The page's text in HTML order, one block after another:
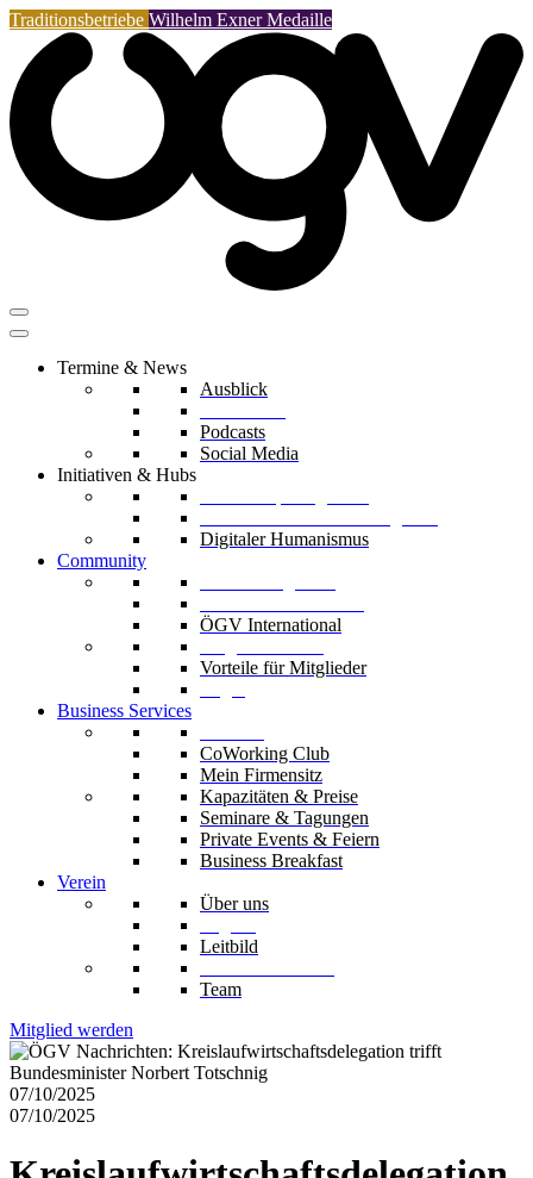
Traditionsbetriebe Wilhelm Exner Medaille
Termine & News
Ausblick
Podcasts
Social Media
Initiativen & Hubs
Digitaler Humanismus
Community
ÖGV International
Vorteile für Mitglieder
Business Services
CoWorking Club
Mein Firmensitz
Kapazitäten & Preise
Seminare & Tagungen
Private Events & Feiern
Business Breakfast
Verein
Über uns
Leitbild
Team
Mitglied werden
07/10/2025
07/10/2025